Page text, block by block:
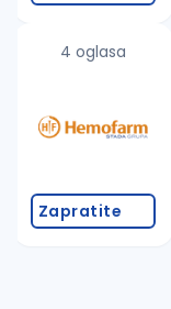
4 oglasa
Zapratite